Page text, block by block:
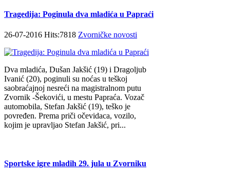
Tragedija: Poginula dva mladića u Papraći
26-07-2016 Hits:7818 Zvorničke novosti
Dva mladića, Dušan Jakšić (19) i Dragoljub
Ivanić (20), poginuli su noćas u teškoj
saobraćajnoj nesreći na magistralnom putu
Zvornik -Šekovići, u mestu Papraća. Vozač
automobila, Stefan Jakšić (19), teško je
povređen. Prema priči očevidaca, vozilo,
kojim je upravljao Stefan Jakšić, pri...
Sportske igre mladih 29. jula u Zvorniku